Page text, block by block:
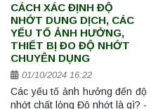
CÁCH XÁC ĐỊNH ĐỘ
NHỚT DUNG DỊCH, CÁC
YẾU TỐ ẢNH HƯỞNG,
THIẾT BỊ ĐO ĐỘ NHỚT
CHUYÊN DỤNG
01/10/2024 16:22
Các yếu tố ảnh hưởng đến độ
nhớt chất lỏng Độ nhớt là gì? -